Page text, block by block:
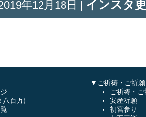
年12月18日 | インスタ
八百万)
▼ご祈祷・ご祈願
ご祈祷・ご
安産祈願
初宮参り